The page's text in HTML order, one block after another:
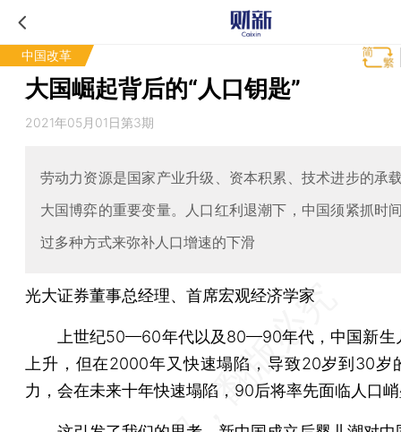
中国改革
大国崛起背后的“人口钥匙”
2021年05月01日第3期
劳动力资源是国家产业升级、资本积累、技术进步的承
大国博弈的重要变量。人口红利退潮下，中国须紧抓时
过多种方式来弥补人口增速的下滑
光大证券董事总经理、首席宏观经济学家
上世纪50—60年代以及80—90年代，中国新生
上升，但在2000年又快速塌陷，导致20岁到30岁
力，会在未来十年快速塌陷，90后将率先面临人口峭